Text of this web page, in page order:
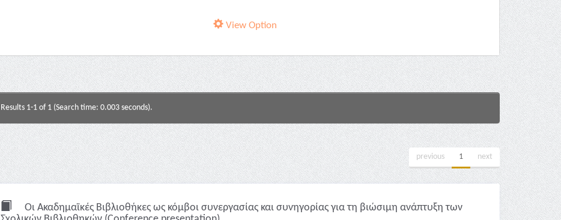
View Option
Results 1-1 of 1 (Search time: 0.003 seconds).
previous 1 next
Οι Ακαδημαϊκές Βιβλιοθήκες ως κόμβοι συνεργασίας και συνηγορίας για τη βιώσιμη ανάπτυξη των